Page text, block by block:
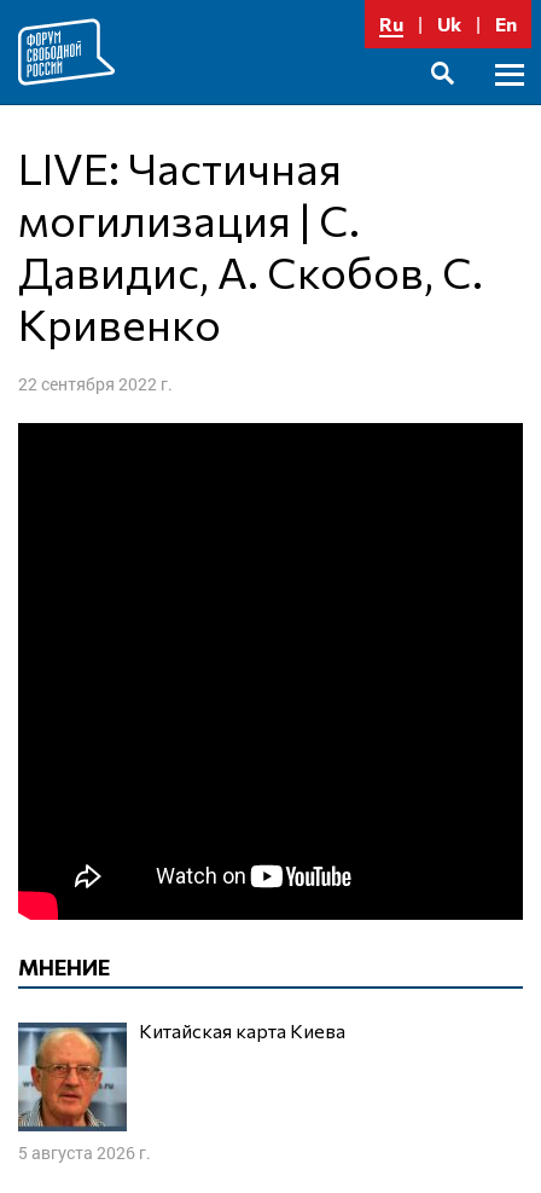
содержимому
Ru Uk En
LIVE: Частичная
могилизация | С.
Давидис, А. Скобов, С.
Кривенко
22 сентября 2022 г.
МНЕНИЕ
Китайская карта Киева
5 августа 2026 г.